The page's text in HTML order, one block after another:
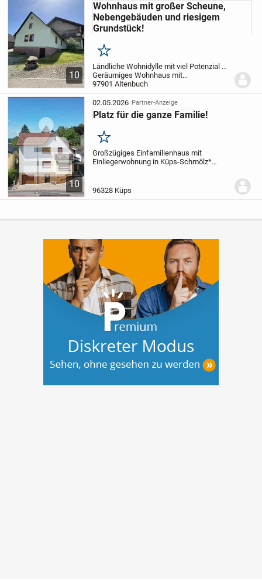
10
Wohnhaus mit großer Scheune,
Nebengebäuden und riesigem
Grundstück!
Merken
Ländliche Wohnidylle mit viel Potenzial ...
Geräumiges Wohnhaus mit
Nebengebäuden, ideal für die große
Familie!Zusammen mit den großzügigen
Nebengebäuden und dem weitläufigen
Grundstück bietet...
97901 Altenbuch
10
02.05.2026 Partner-Anzeige
Platz für die ganze Familie!
Merken
Großzügiges Einfamilienhaus mit
Einliegerwohnung in Küps-Schmölz*
Eingangstreppe und Diele
Abstellraum
96328 Küps